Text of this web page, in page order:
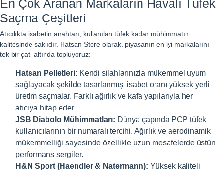
En Çok Aranan Markaların Havalı Tüfek
Saçma Çeşitleri
Atıcılıkta isabetin anahtarı, kullanılan tüfek kadar mühimmatın
kalitesinde saklıdır. Hatsan Store olarak, piyasanın en iyi markalarını
tek bir çatı altında topluyoruz:
Hatsan Pelletleri: Kendi silahlarınızla mükemmel uyum
sağlayacak şekilde tasarlanmış, isabet oranı yüksek yerli
üretim saçmalar. Farklı ağırlık ve kafa yapılarıyla her
atıcıya hitap eder.
JSB Diabolo Mühimmatları: Dünya çapında PCP tüfek
kullanıcılarının bir numaralı tercihi. Ağırlık ve aerodinamik
mükemmelliği sayesinde özellikle uzun mesafelerde üstün
performans sergiler.
H&N Sport (Haendler & Natermann): Yüksek kaliteli